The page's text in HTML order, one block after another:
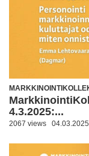
4.3.2025:...
2067 views 04.03.2025